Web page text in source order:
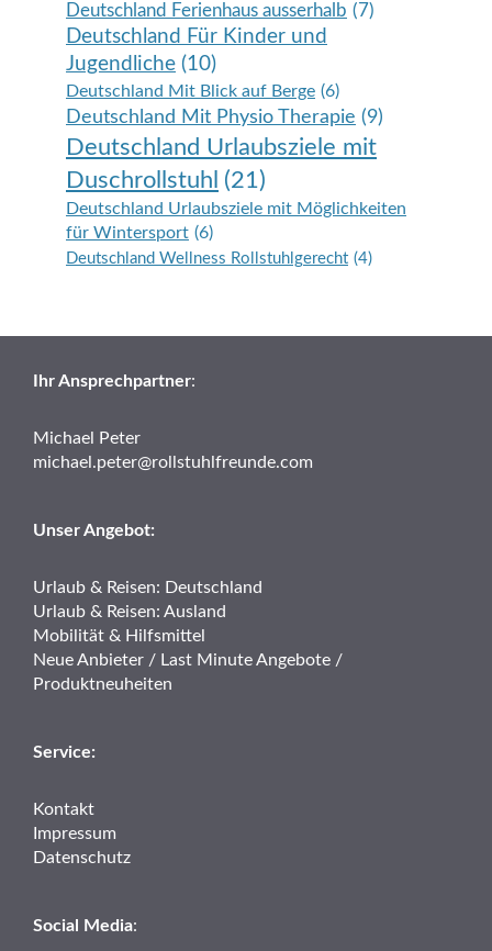
Deutschland Ferienhaus ausserhalb (7)
Deutschland Für Kinder und
Jugendliche (10)
Deutschland Mit Blick auf Berge (6)
Deutschland Mit Physio Therapie (9)
Deutschland Urlaubsziele mit
Duschrollstuhl (21)
Deutschland Urlaubsziele mit Möglichkeiten
für Wintersport (6)
Deutschland Wellness Rollstuhlgerecht (4)
Ihr Ansprechpartner:
Michael Peter
michael.peter@rollstuhlfreunde.com
Unser Angebot:
Urlaub & Reisen: Deutschland
Urlaub & Reisen: Ausland
Mobilität & Hilfsmittel
Neue Anbieter / Last Minute Angebote /
Produktneuheiten
Service:
Kontakt
Impressum
Datenschutz
Social Media: